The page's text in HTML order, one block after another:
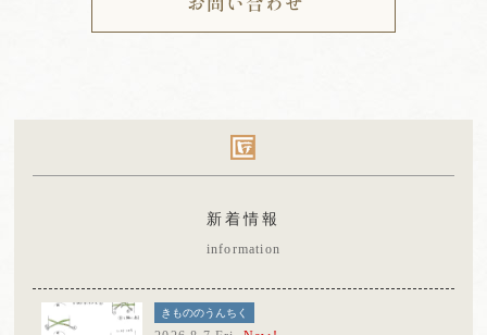
新着情報
information
きもののうんちく